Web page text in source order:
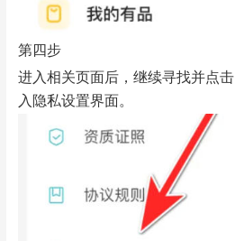
第四步
进入相关页面后，继续寻找并点
入隐私设置界面。